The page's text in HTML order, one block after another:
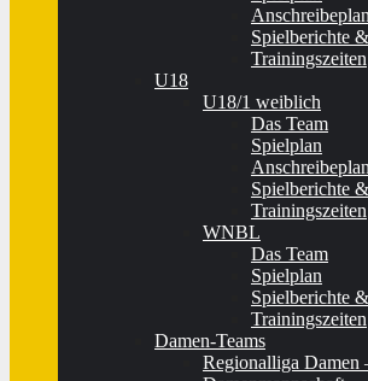
Anschreibeplan
Spielberichte
Trainingszeiten
U18
U18/1 weiblich
Das Team
Spielplan
Anschreibeplan
Spielberichte
Trainingszeiten
WNBL
Das Team
Spielplan
Spielberichte
Trainingszeiten
Damen-Teams
Regionalliga Damen